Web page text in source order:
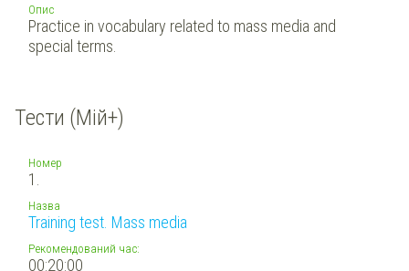
Опис
Practice in vocabulary related to mass media and
special terms.
Тести (Мій+)
Номер
1.
Назва
Training test. Mass media
Рекомендований час:
00:20:00